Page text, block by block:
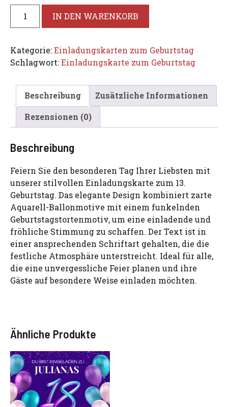
zum
"Lasst
uns
Rosa
Aquarell-
Design
IN DEN WARENKORB
Kategorie:Einladungskarten zum Geburtstag
Schlagwort:Einladungskarte zum Geburtstag
Beschreibung
Zusätzliche Informationen
Rezensionen (0)
Beschreibung
Feiern Sie den besonderen Tag Ihrer Liebsten mit
unserer stilvollen Einladungskarte zum 13.
Geburtstag. Das elegante Design kombiniert zarte
Aquarell-Ballonmotive mit einem funkelnden
Geburtstagstortenmotiv, um eine einladende und
fröhliche Stimmung zu schaffen. Der Text ist in
einer ansprechenden Schriftart gehalten, die die
festliche Atmosphäre unterstreicht. Ideal für alle,
die eine unvergessliche Feier planen und ihre
Gäste auf besondere Weise einladen möchten.
Ähnliche Produkte